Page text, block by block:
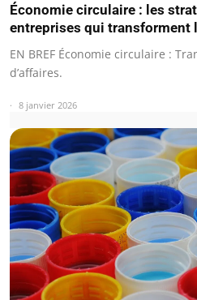
Économie circulaire : les
entreprises qui transforment
EN BREF Économie circulaire :
d’affaires.
8 janvier 2026